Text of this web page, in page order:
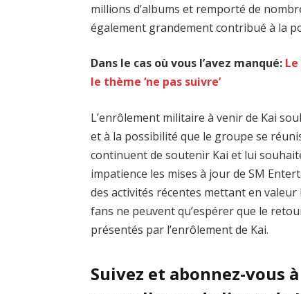
millions d’albums et remporté de
également grandement contribué à la
Dans le cas où vous l’avez manqué:
le thème ‘ne pas suivre’
L’enrôlement militaire à venir de Kai
et à la possibilité que le groupe se
continuent de soutenir Kai et lui
impatience les mises à jour de SM
des activités récentes mettant en
fans ne peuvent qu’espérer que le
présentés par l’enrôlement de Kai.
Suivez et abonnez-vous